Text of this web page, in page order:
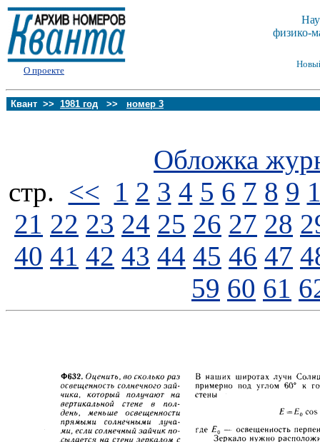
О проекте
физико-
Квант >> 1981 год >> номер 3
Обложка
стp. << 1 2 3 4 5 6 7 8 9
21 22 23 24 25 26 27 28
40 41 42 43 44 45 46 47
59 60 61